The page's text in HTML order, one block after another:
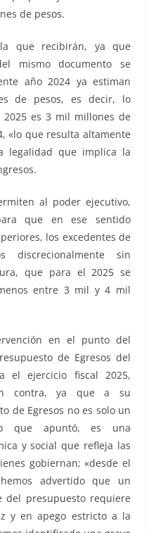
de pesos.
que recibirán, ya que
mismo documento se
año 2024 ya estiman
de pesos, es decir, lo
es 3 mil millones de
«lo que resulta altamente
legalidad que implica la
al poder ejecutivo,
que en ese sentido
los excedentes de
discrecionalmente sin
que para el 2025 se
entre 3 mil y 4 mil
en el punto del
de Egresos del
el ejercicio fiscal 2025,
contra, ya que a su
de Egresos no es solo un
que apuntó, es una
y social que refleja las
gobiernan; «desde el
advertido que un
del presupuesto requiere
y en apego estricto a la